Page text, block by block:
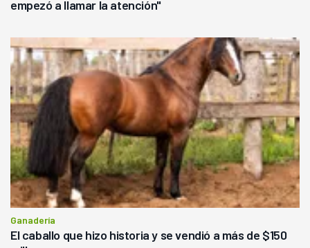
empezó a llamar la atención"
Ganadería
El caballo que hizo historia y se vendió a más de $150